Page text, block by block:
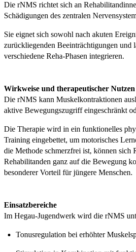
Die rNMS richtet sich an
Schädigungen des zentralen
Sie eignet sich sowohl nach akuten
zurückliegenden Beeinträchtigungen und
verschiedene Reha-Phasen integrieren.
Wirkweise und therapeutischer Nutzen
Die rNMS kann Muskelkontraktionen
aktive Bewegungszugriff eingeschränkt
Die Therapie wird in ein funktionelles
Training eingebettet, um motorisches
die Methode schmerzfrei ist, können sich
Rehabilitanden ganz auf die Bewegung
besonderer Vorteil für jüngere Menschen.
Einsatzbereiche
Im Hegau-Jugendwerk wird die rNMS
Tonusregulation bei erhöhter